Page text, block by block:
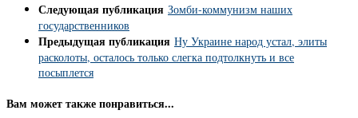
Следующая публикация Зомби-коммунизм наших
государственников
Предыдущая публикация Ну Украине народ устал, элиты
расколоты, осталось только слегка подтолкнуть и все
посыплется
Вам может также понравиться...